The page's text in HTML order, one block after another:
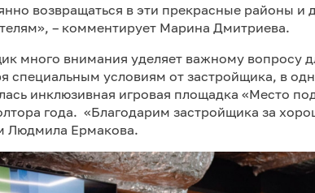
возвращаться в эти прекрасные районы и
– комментирует Марина Дмитриева.
много внимания уделяет важному вопросу
специальным условиям от застройщика, в
инклюзивная игровая площадка «Место
года. «Благодарим застройщика за
Людмила Ермакова.